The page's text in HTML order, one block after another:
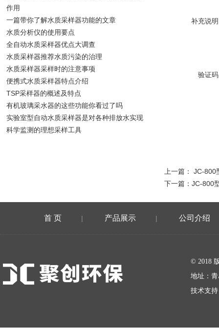
补充说
验证
上一篇： JC-800
下一篇： JC-800
作用
一篇带你了解水质采样器功能的文章
水质分析仪的使用要点
全自动水质采样器优点大调查
水质采样器推荐水质污染的治理
水质采样器采样时的注意事项
便携式水质采样器特点介绍
TSP采样器的概述及特点
有机玻璃采水器的这些功能你看过了吗
实验室型自动水质采样器是对各种排放水实现
科学监测的理想采样工具
首 页 | 产品展示 | 公司介绍
© 2018
地址：
技术支